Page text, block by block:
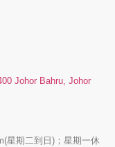
Johor Bahru, Johor
星期二到日)；星期一休